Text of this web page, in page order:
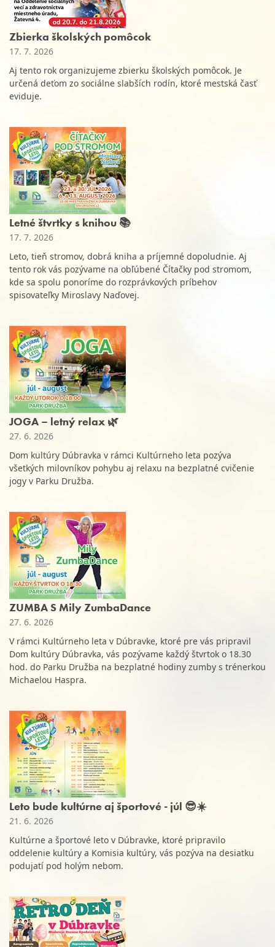
Zbierka školských pomôcok
17. 7. 2026
Aj tento rok organizujeme zbierku školských pomôcok. Je
určená deťom zo sociálne slabších rodín, ktoré mestská časť
eviduje.
Letné štvrtky s knihou 📚
17. 7. 2026
Leto, tieň stromov, dobrá kniha a príjemné dopoludnie. Aj
tento rok vás pozývame na obľúbené Čítačky pod stromom,
kde sa spolu ponoríme do rozprávkových príbehov
spisovateľky Miroslavy Naďovej.
JOGA – letný relax 🌿
27. 6. 2026
Dom kultúry Dúbravka v rámci Kultúrneho leta pozýva
všetkých milovníkov pohybu aj relaxu na bezplatné cvičenie
jogy v Parku Družba.
ZUMBA S Mily ZumbaDance
27. 6. 2026
V rámci Kultúrneho leta v Dúbravke, ktoré pre vás pripravil
Dom kultúry Dúbravka, vás pozývame každý štvrtok o 18.30
hod. do Parku Družba na bezplatné hodiny zumby s trénerkou
Michaelou Haspra.
Leto bude kultúrne aj športové - júl 😎☀️
21. 6. 2026
Kultúrne a športové leto v Dúbravke, ktoré pripravilo
oddelenie kultúry a Komisia kultúry, vás pozýva na desiatku
podujatí pod holým nebom.